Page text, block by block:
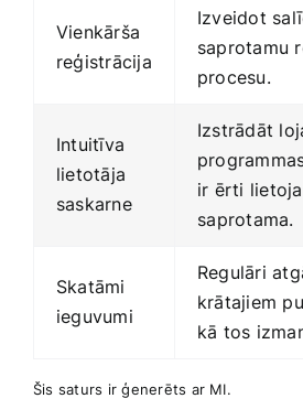
Vienkārša
reģistrācija
Izveidot
saprotamu
procesu.
Intuitīva
lietotāja
saskarne
Izstrādāt
ir ērti
⁤saprotama.
Skatāmi
ieguvumi
Regulāri
krātajiem
kā tos
Šis saturs ir ģenerēts ar MI.